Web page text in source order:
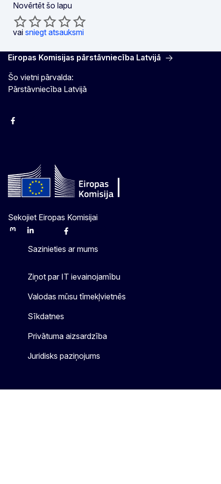
Novērtēt šo lapu
vai sniegt atsauksmi
Eiropas Komisijas pārstāvniecība Latvijā
Šo vietni pārvalda:
Pārstāvniecība Latvijā
Facebook
Sekojiet Eiropas Komisijai
MastodonLinkedInBlueskyFacebook
Sazinieties ar mums
Ziņot par IT ievainojamību
Valodas mūsu tīmekļvietnēs
Sīkdatnes
Privātuma aizsardzība
Juridisks paziņojums